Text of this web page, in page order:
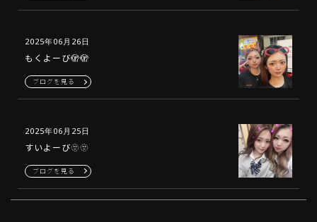
2025年06月26日
もくよーび🫣🫣
ブログを見る
2025年06月25日
すいよーび🫥🫥
ブログを見る